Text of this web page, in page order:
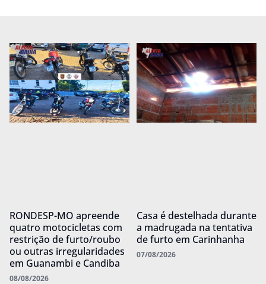
RONDESP-MO apreende
quatro motocicletas com
restrição de furto/roubo
ou outras irregularidades
em Guanambi e Candiba
08/08/2026
Casa é destelhada durante
a madrugada na tentativa
de furto em Carinhanha
07/08/2026